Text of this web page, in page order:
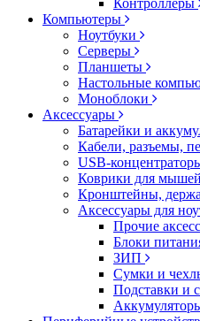
Контроллеры
Компьютеры
Ноутбуки
Серверы
Планшеты
Настольные
Моноблоки
Аксессуары
Батарейки и
Кабели, разъемы,
USB-
Коврики для мышей
Кронштейны,
Аксессуары для
Прочие
Блоки
ЗИП
Сумки и
Подставки и